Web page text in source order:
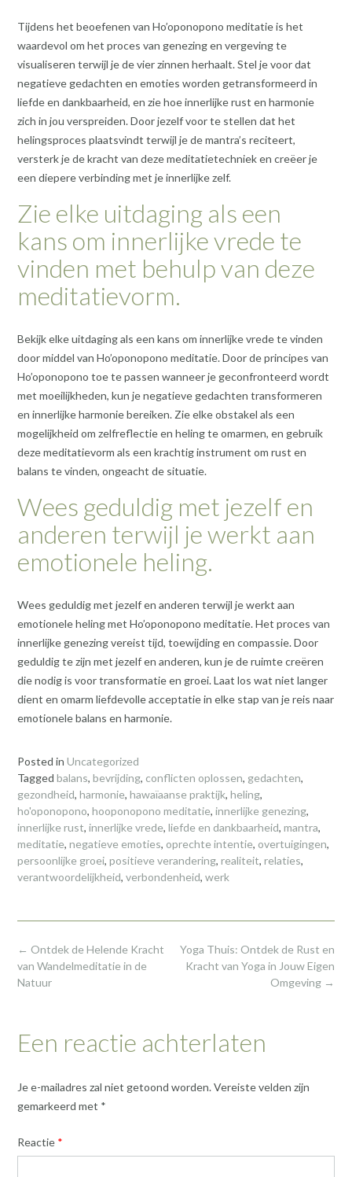
Tijdens het beoefenen van Ho’oponopono meditatie is het
waardevol om het proces van genezing en vergeving te
visualiseren terwijl je de vier zinnen herhaalt. Stel je voor dat
negatieve gedachten en emoties worden getransformeerd in
liefde en dankbaarheid, en zie hoe innerlijke rust en harmonie
zich in jou verspreiden. Door jezelf voor te stellen dat het
helingsproces plaatsvindt terwijl je de mantra’s reciteert,
versterk je de kracht van deze meditatietechniek en creëer je
een diepere verbinding met je innerlijke zelf.
Zie elke uitdaging als een
kans om innerlijke vrede te
vinden met behulp van deze
meditatievorm.
Bekijk elke uitdaging als een kans om innerlijke vrede te vinden
door middel van Ho’oponopono meditatie. Door de principes van
Ho’oponopono toe te passen wanneer je geconfronteerd wordt
met moeilijkheden, kun je negatieve gedachten transformeren
en innerlijke harmonie bereiken. Zie elke obstakel als een
mogelijkheid om zelfreflectie en heling te omarmen, en gebruik
deze meditatievorm als een krachtig instrument om rust en
balans te vinden, ongeacht de situatie.
Wees geduldig met jezelf en
anderen terwijl je werkt aan
emotionele heling.
Wees geduldig met jezelf en anderen terwijl je werkt aan
emotionele heling met Ho’oponopono meditatie. Het proces van
innerlijke genezing vereist tijd, toewijding en compassie. Door
geduldig te zijn met jezelf en anderen, kun je de ruimte creëren
die nodig is voor transformatie en groei. Laat los wat niet langer
dient en omarm liefdevolle acceptatie in elke stap van je reis naar
emotionele balans en harmonie.
Posted in Uncategorized
Tagged balans, bevrijding, conflicten oplossen, gedachten,
gezondheid, harmonie, hawaïaanse praktijk, heling,
ho'oponopono, hooponopono meditatie, innerlijke genezing,
innerlijke rust, innerlijke vrede, liefde en dankbaarheid, mantra,
meditatie, negatieve emoties, oprechte intentie, overtuigingen,
persoonlijke groei, positieve verandering, realiteit, relaties,
verantwoordelijkheid, verbondenheid, werk
Post
navigation
Yoga Thuis: Ontdek de Rust en
Kracht van Yoga in Jouw Eigen
Omgeving →
← Ontdek de Helende Kracht
van Wandelmeditatie in de
Natuur
Een reactie achterlaten
Je e-mailadres zal niet getoond worden.Vereiste velden zijn
gemarkeerd met *
Reactie *